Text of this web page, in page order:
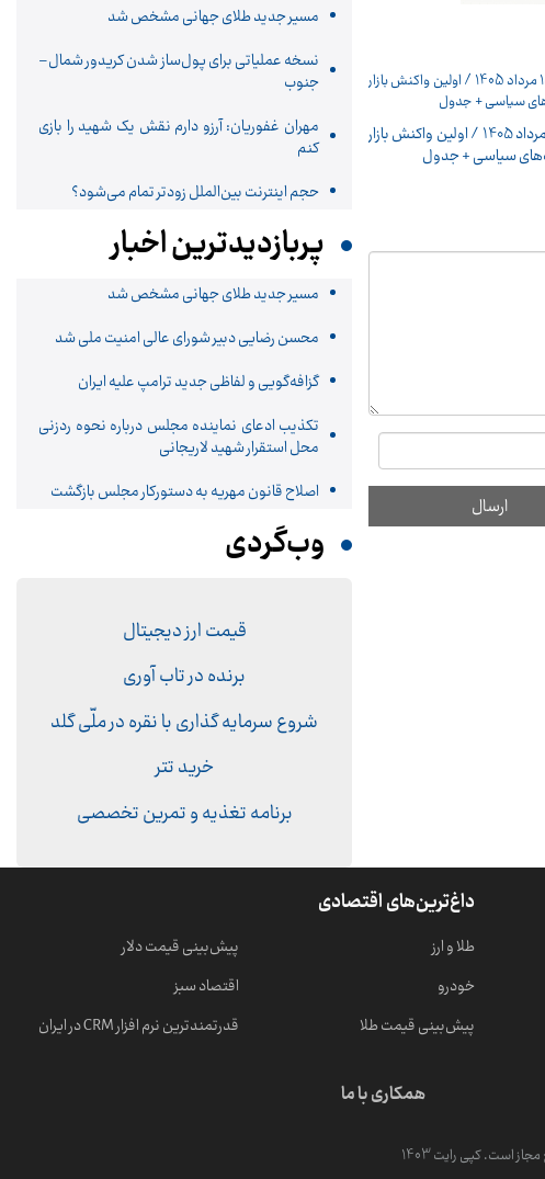
قیمت خودرو امروز 15 مرداد 1405 / اولین واکنش بازار
سیاسی + جدول
مسیر جدید طلای جهانی مشخص شد
نسخه عملیاتی برای پول‌ساز شدن کریدور شمال–
جنوب
مهران غفوریان: آرزو دارم نقش یک شهید را بازی
کنم
حجم اینترنت بین‌الملل زودتر تمام می‌شود؟
پربازدیدترین اخبار
مسیر جدید طلای جهانی مشخص شد
محسن رضایی دبیر شورای عالی امنیت ملی شد
گزافه‌گویی و لفاظی جدید ترامپ علیه ایران
تکذیب ادعای نماینده مجلس درباره نحوه ردزنی
محل استقرار شهید لاریجانی
اصلاح قانون مهریه به دستورکار مجلس بازگشت
وب‌گردی
قیمت ارز دیجیتال
برنده در تاب آوری
شروع سرمایه گذاری با نقره در ملّی گلد
خرید تتر
برنامه تغذیه و تمرین تخصصی
داغ‌ترین‌های اقتصادی
طلا و ارز
خودرو
پیش‌بینی قیمت طلا
پیش‌بینی قیمت دلار
اقتصاد سبز
قدرتمندترین نرم‌ افزار CRM در ایران
همکاری با ما
است. کپی رایت 1403